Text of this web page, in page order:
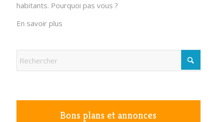
habitants. Pourquoi pas vous ?
En savoir plus
Bons plans et annonces